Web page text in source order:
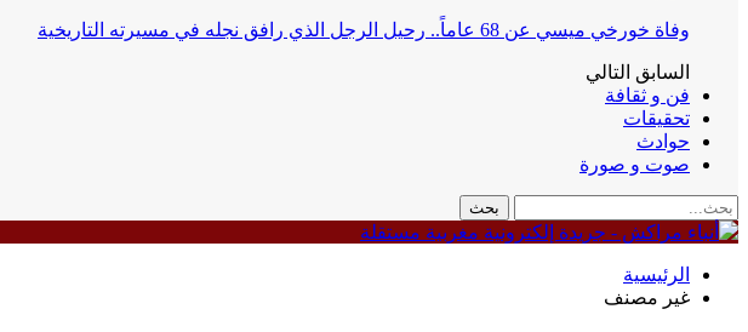
وفاة خورخي ميسي عن 68 عاماً.. رحيل الرجل الذي رافق نجله في مسيرته التاريخية
السابق التالي
فن و ثقافة
تحقيقات
حوادث
صوت و صورة
الرئيسية
غير مصنف